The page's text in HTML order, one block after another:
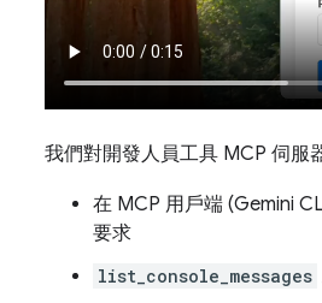
我們對開發人員工具 MCP 伺服
在 MCP 用戶端 (Gemini
要求
list_console_messages